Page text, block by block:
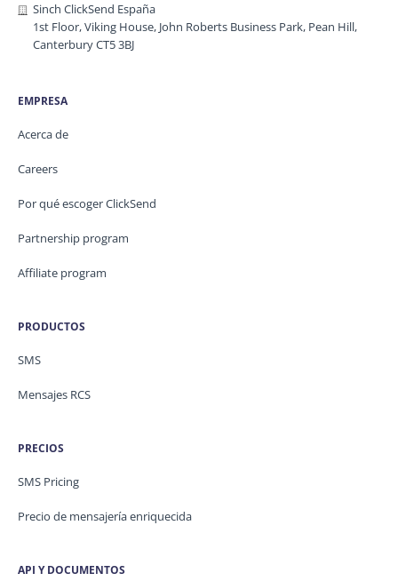
Sinch ClickSend España
1st Floor, Viking House, John Roberts Business Park, Pean Hill,
Canterbury CT5 3BJ
EMPRESA
Acerca de
Careers
Por qué escoger ClickSend
Partnership program
Affiliate program
PRODUCTOS
SMS
Mensajes RCS
PRECIOS
SMS Pricing
Precio de mensajería enriquecida
API Y DOCUMENTOS